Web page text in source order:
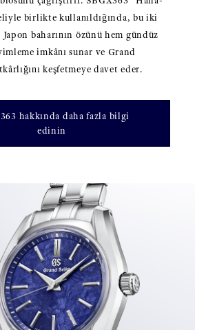
birlikte kullanıldığında, bu iki
Japon baharının özünü hem gündüz
imkânı sunar ve Grand
keşfetmeye davet eder.
hakkında daha fazla bilgi
edinin